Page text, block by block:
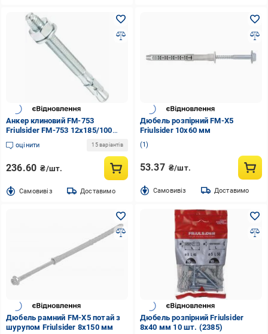
Анкер клиновий FM-753
Friulsider FM-753 12х185/100
12x185 мм 20200036
оцінити 15 варіантів
236.60 ₴/шт.
Cамовивіз Доставимо
Дюбель розпірний FM-X5
Friulsider 10x60 мм
1
53.37 ₴/шт.
Cамовивіз Доставимо
Дюбель рамний FM-X5 потай з
шурупом Friulsider 8x150 мм
Дюбель розпірний Friulsider
8x40 мм 10 шт. (2385)